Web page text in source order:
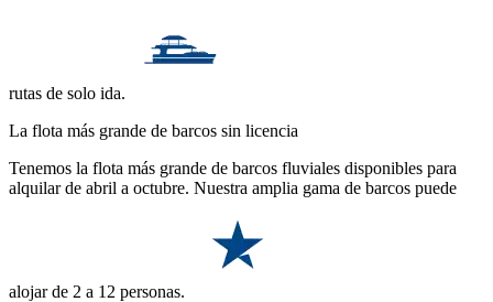
rutas de solo ida.
La flota más grande de barcos sin licencia
Tenemos la flota más grande de barcos fluviales disponibles para
alquilar de abril a octubre. Nuestra amplia gama de barcos puede
alojar de 2 a 12 personas.